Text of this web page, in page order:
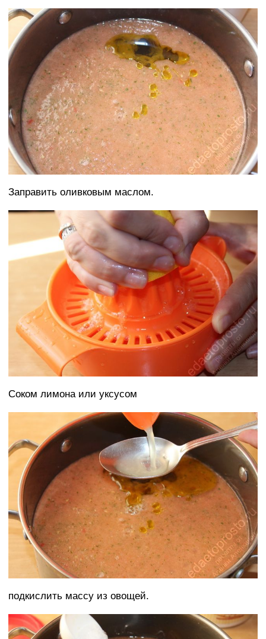
Заправить оливковым маслом.
Соком лимона или уксусом
подкислить массу из овощей.